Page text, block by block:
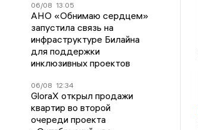
06/08 13:05
АНО «Обнимаю сердцем»
запустила связь на
инфраструктуре Билайна
для поддержки
инклюзивных проектов
06/08 12:34
GloraX открыл продажи
квартир во второй
очереди проекта